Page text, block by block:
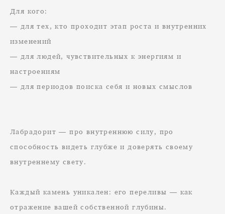
Для кого:
— для тех, кто проходит этап роста и внутренних
изменений
— для людей, чувствительных к энергиям и
настроениям
— для периодов поиска себя и новых смыслов
Лабрадорит — про внутреннюю силу, про
способность видеть глубже и доверять своему
внутреннему свету.
Каждый камень уникален: его переливы — как
отражение вашей собственной глубины.